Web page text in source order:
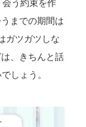
う約束を作
までの期間は
ガツガツしな
、きちんと話
しょう。